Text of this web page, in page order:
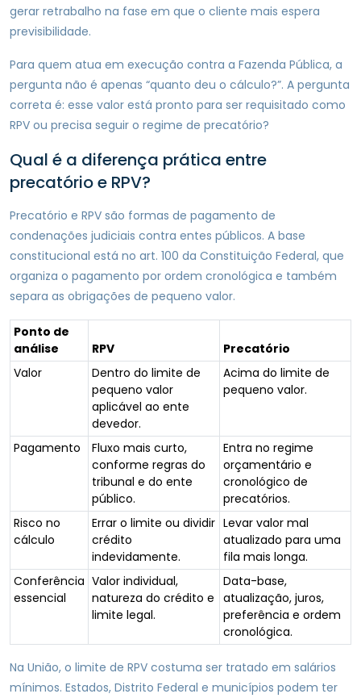
gerar retrabalho na fase em que o cliente mais espera
previsibilidade.
Para quem atua em execução contra a Fazenda Pública, a
pergunta não é apenas “quanto deu o cálculo?”. A pergunta
correta é: esse valor está pronto para ser requisitado como
RPV ou precisa seguir o regime de precatório?
Qual é a diferença prática entre
precatório e RPV?
Precatório e RPV são formas de pagamento de
condenações judiciais contra entes públicos. A base
constitucional está no art. 100 da Constituição Federal, que
organiza o pagamento por ordem cronológica e também
separa as obrigações de pequeno valor.
Ponto de
análise
RPV
Precatório
Valor
Dentro do limite de
pequeno valor
aplicável ao ente
devedor.
Acima do limite de
pequeno valor.
Pagamento
Fluxo mais curto,
conforme regras do
tribunal e do ente
público.
Entra no regime
orçamentário e
cronológico de
precatórios.
Risco no
cálculo
Errar o limite ou dividir
crédito
indevidamente.
Levar valor mal
atualizado para uma
fila mais longa.
Conferência
essencial
Valor individual,
natureza do crédito e
limite legal.
Data-base,
atualização, juros,
preferência e ordem
cronológica.
Na União, o limite de RPV costuma ser tratado em salários
mínimos. Estados, Distrito Federal e municípios podem ter